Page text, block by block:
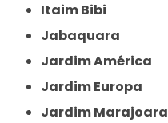
Itaim Bibi
Jabaquara
Jardim América
Jardim Europa
Jardim Marajoara